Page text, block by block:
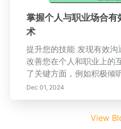
掌握个人与职业场合有
术
提升您的技能 发现有效沟
改善您在个人和职业上的
了关键方面，例如积极倾
被听到而且被理解，促进
的重要角色——肢体语言
中，文化敏感性至关重要
Dec 01, 2024
View